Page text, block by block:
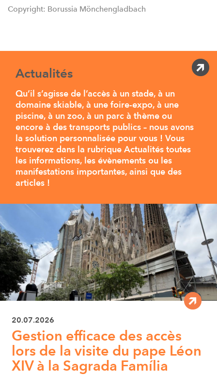
Copyright: Borussia Mönchengladbach
Actualités
Qu’il s’agisse de l’accès à un stade, à un
domaine skiable, à une foire-expo, à une
piscine, à un zoo, à un parc à thème ou
encore à des transports publics – nous avons
la solution personnalisée pour vous ! Vous
trouverez dans la rubrique Actualités toutes
les informations, les évènements ou les
manifestations importantes, ainsi que des
articles !
20.07.2026
Gestion efficace des accès
lors de la visite du pape Léon
XIV à la Sagrada Família